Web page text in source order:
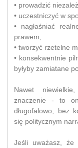
• prowadzić
• uczestniczyć w
• nagłaśniać
prawem,
• tworzyć rzetelne
• konsekwentnie
byłyby zamiatane
Nawet
znaczenie - to
długofalowo, bez
się politycznym
Jeśli uważasz,